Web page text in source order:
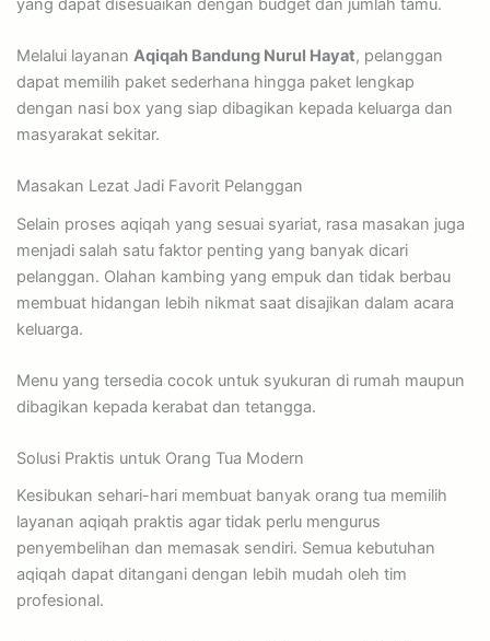
yang dapat disesuaikan dengan budget dan jumlah tamu.
Melalui layanan Aqiqah Bandung Nurul Hayat, pelanggan
dapat memilih paket sederhana hingga paket lengkap
dengan nasi box yang siap dibagikan kepada keluarga dan
masyarakat sekitar.
Masakan Lezat Jadi Favorit Pelanggan
Selain proses aqiqah yang sesuai syariat, rasa masakan juga
menjadi salah satu faktor penting yang banyak dicari
pelanggan. Olahan kambing yang empuk dan tidak berbau
membuat hidangan lebih nikmat saat disajikan dalam acara
keluarga.
Menu yang tersedia cocok untuk syukuran di rumah maupun
dibagikan kepada kerabat dan tetangga.
Solusi Praktis untuk Orang Tua Modern
Kesibukan sehari-hari membuat banyak orang tua memilih
layanan aqiqah praktis agar tidak perlu mengurus
penyembelihan dan memasak sendiri. Semua kebutuhan
aqiqah dapat ditangani dengan lebih mudah oleh tim
profesional.